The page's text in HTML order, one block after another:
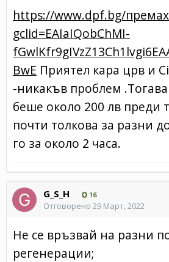
https://www.dpf.bg/
gclid=EAIaIQobChMI-
BwE Приятел кара црв и
-никакъв проблем
беше около 200 лв преди
почти толкова за разни
го за около 2 часа.
G_S_H 16
Отговорено 29 Март, 2022
Не се връзвай на разни
регенерации;